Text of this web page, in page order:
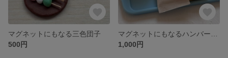
マグネットにもなる三色団子
500円
1,000円